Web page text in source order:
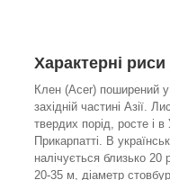
Характерні
Клен (Acer) поширений у
західній частині Азії.
твердих порід, росте і в
Прикарпатті. В
налічується близько 20
20-35 м, діаметр